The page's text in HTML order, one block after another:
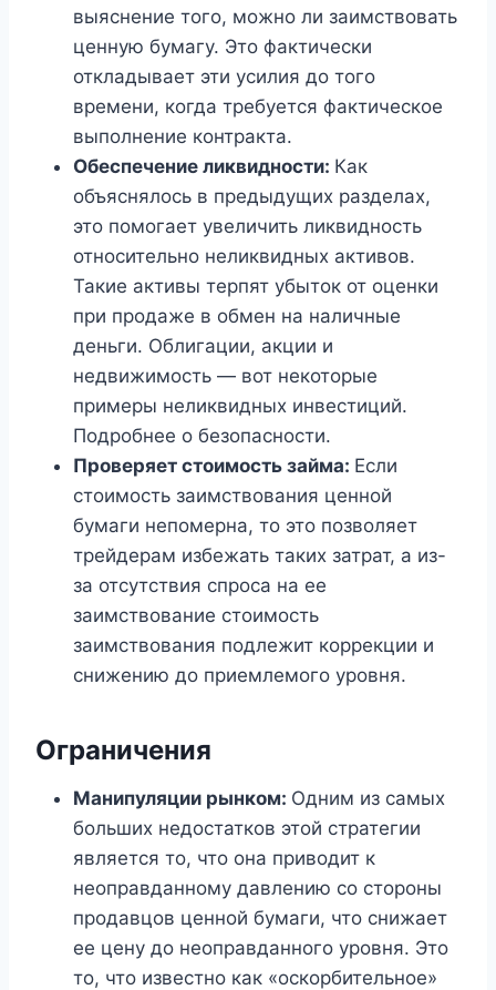
выяснение того, можно ли заимствовать
ценную бумагу. Это фактически
откладывает эти усилия до того
времени, когда требуется фактическое
выполнение контракта.
Обеспечение ликвидности: Как
объяснялось в предыдущих разделах,
это помогает увеличить ликвидность
относительно неликвидных активов.
Такие активы терпят убыток от оценки
при продаже в обмен на наличные
деньги. Облигации, акции и
недвижимость — вот некоторые
примеры неликвидных инвестиций.
Подробнее о безопасности.
Проверяет стоимость займа: Если
стоимость заимствования ценной
бумаги непомерна, то это позволяет
трейдерам избежать таких затрат, а из-
за отсутствия спроса на ее
заимствование стоимость
заимствования подлежит коррекции и
снижению до приемлемого уровня.
Ограничения
Манипуляции рынком: Одним из самых
больших недостатков этой стратегии
является то, что она приводит к
неоправданному давлению со стороны
продавцов ценной бумаги, что снижает
ее цену до неоправданного уровня. Это
то, что известно как «оскорбительное»